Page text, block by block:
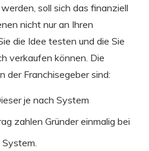
soll sich das finanziell
nicht nur an Ihren
die Idee testen und die Sie
verkaufen können. Die
der Franchisegeber sind:
je nach System
zahlen Gründer einmalig bei